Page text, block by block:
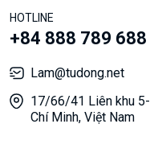
HOTLINE
+84 888 789 688
Lam@tudong.net
17/66/41 Liên khu 5-
Chí Minh, Việt Nam